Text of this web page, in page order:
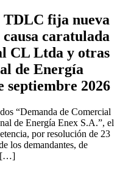
TDLC fija nueva
caratulada
CL Ltda y otras
de Energía
septiembre 2026
“Demanda de Comercial
de Energía Enex S.A.”, el
por resolución de 23
los demandantes, de
[…]